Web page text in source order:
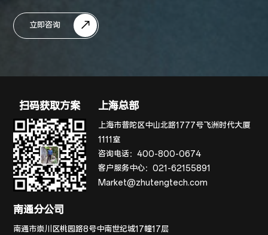
立即咨询
扫码获取方案 上海总部
上海市普陀区中山北路1777号飞洲时代大厦
1111室
咨询电话：400-800-0674
客户服务中心：021-62155891
Market@zhutengtech.com
南通分公司
南通市崇川区桃园路8号中南世纪城17幢17层